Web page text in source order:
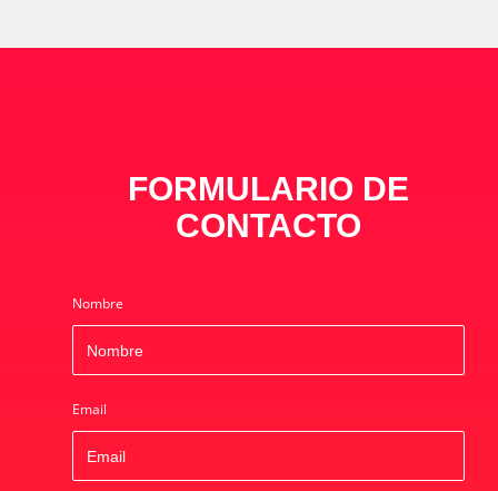
FORMULARIO DE
CONTACTO
Nombre
Email